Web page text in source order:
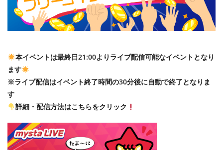
本イベントは最終日21:00よりライブ配信可能なイベントとなり
ます
※ライブ配信はイベント終了時間の30分後に自動で終了となりま
す
詳細・配信方法はこちらをクリック